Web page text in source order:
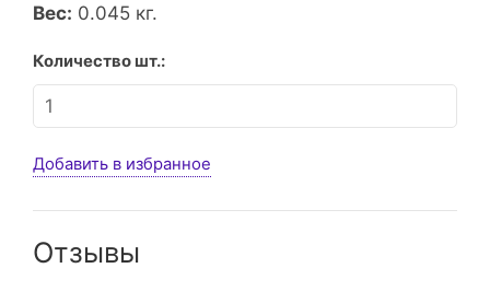
Вес: 0.045 кг.
Количество шт.:
Добавить в избранное
Отзывы